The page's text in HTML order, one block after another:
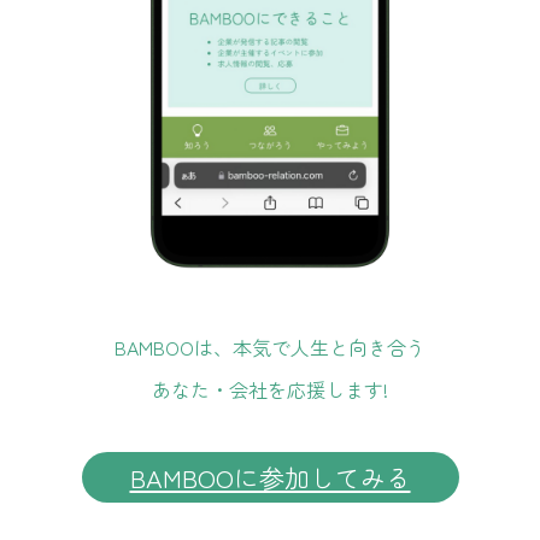
BAMBOOは、本気で人生と向き合う
あなた・会社を応援します!
BAMBOOに参加してみる